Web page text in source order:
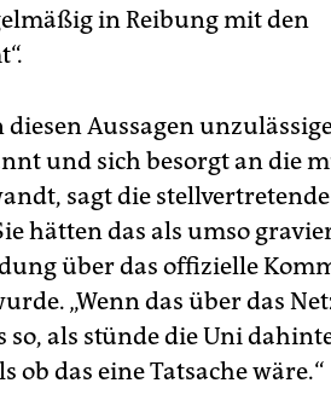
in Reibung mit den
Aussagen
und sich besorgt an die
sagt die
hätten das als umso
über das offizielle
„Wenn das über das
als stünde die Uni
ob das eine Tatsache wäre.“